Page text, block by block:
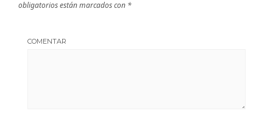
obligatorios están marcados con *
COMENTAR